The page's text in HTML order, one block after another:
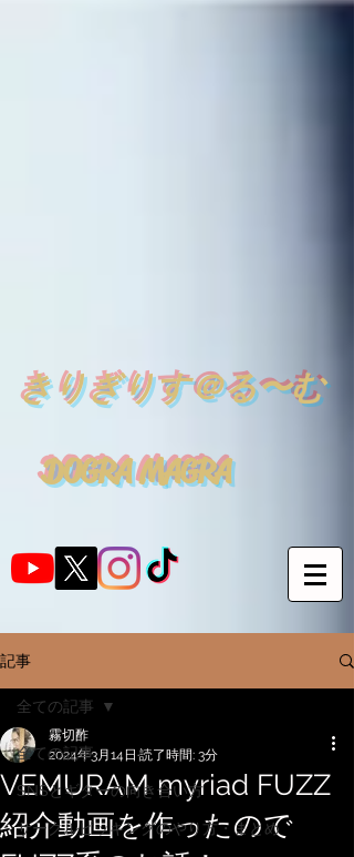
きりぎりす＠る〜む
DOGRA MAGRA
記事
全ての記事
SNSとギターの向き合い方
サークルピッキングのやり方・まとめ
全ての記事
VEMURAM myriad FUZZ
紹介動画を作ったので
霧切酢
2024年3月14日 読了時間: 3分